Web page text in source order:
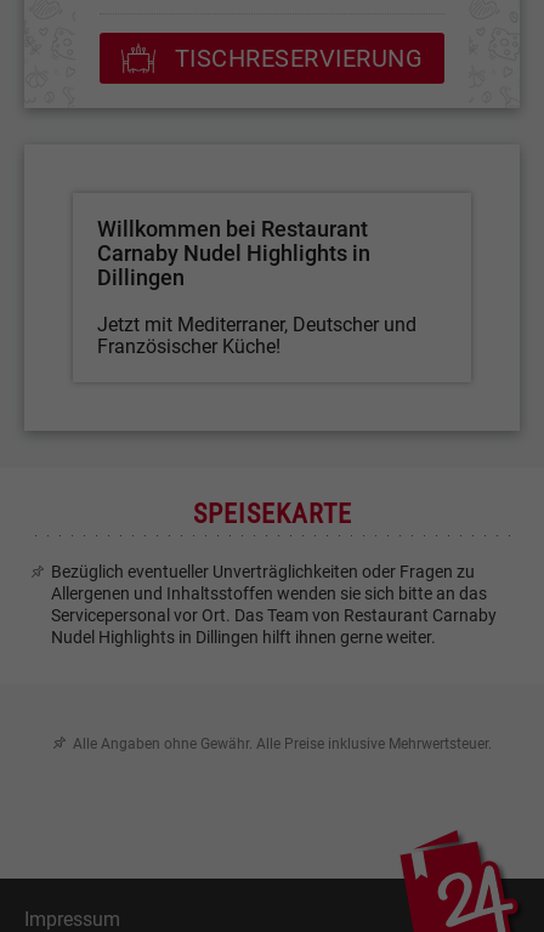
TISCHRESERVIERUNG
Willkommen bei Restaurant
Carnaby Nudel Highlights in
Dillingen
Jetzt mit Mediterraner, Deutscher und
Französischer Küche!
SPEISEKARTE
Bezüglich eventueller Unverträglichkeiten oder Fragen zu
Allergenen und Inhaltsstoffen wenden sie sich bitte an das
Servicepersonal vor Ort. Das Team von Restaurant Carnaby
Nudel Highlights in Dillingen hilft ihnen gerne weiter.
Alle Angaben ohne Gewähr. Alle Preise inklusive Mehrwertsteuer.
Impressum